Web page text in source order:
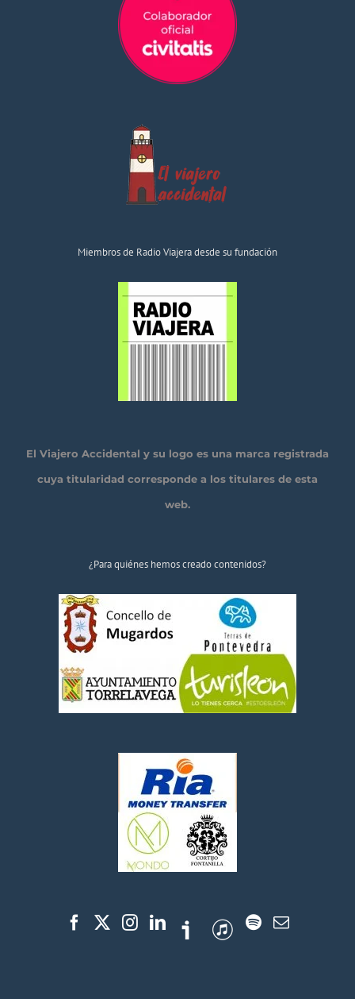
Miembros de Radio Viajera desde su fundación
El Viajero Accidental y su logo es una marca registrada
cuya titularidad corresponde a los titulares de esta
web.
¿Para quiénes hemos creado contenidos?